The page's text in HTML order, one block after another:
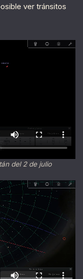
ver tránsitos
del 2 de julio